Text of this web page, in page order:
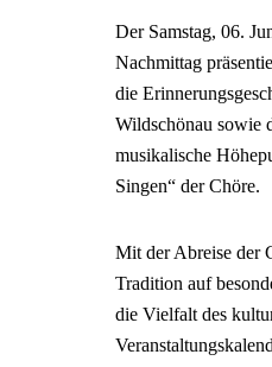
Der Samstag, 06.
Nachmittag
die
Wildschönau sowie
musikalische
Singen“ der Chöre.
Mit der Abreise der
Tradition auf
die Vielfalt des